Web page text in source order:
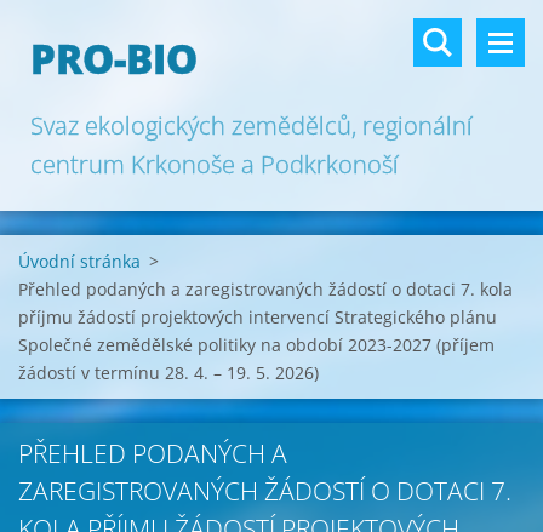
PRO-BIO
Svaz ekologických zemědělců, regionální
centrum Krkonoše a Podkrkonoší
Úvodní stránka >
Přehled podaných a zaregistrovaných žádostí o dotaci 7. kola
příjmu žádostí projektových intervencí Strategického plánu
Společné zemědělské politiky na období 2023-2027 (příjem
žádostí v termínu 28. 4. – 19. 5. 2026)
PŘEHLED PODANÝCH A
ZAREGISTROVANÝCH ŽÁDOSTÍ O DOTACI 7.